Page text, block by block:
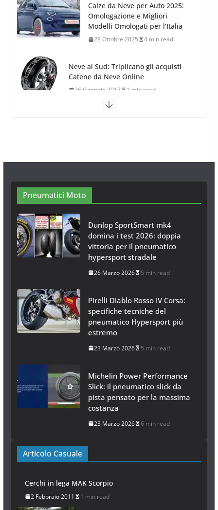
Calze da Neve per Auto 2025:
Omologazione e Migliori
Modelli Omologati per l’Italia
28 Ottobre 2025 4 min read
Neve al Sud: Triplicano gli acquisti
Catene da Neve Online
26 Gennaio 2017 1 min read
13 Ottobre 2014
Pneumatici Moto
Dunlop SportSmart mk4
domina i test 2026: doppia
vittoria per il pneumatico
hypersport stradale
26 Marzo 2026 5 min read
Pirelli Diablo Rosso IV Corsa:
specifiche tecniche del
pneumatico Hypersport più
estremo
23 Marzo 2026 5 min read
Michelin Power Performance
Slick: il pneumatico slick da
pista pensato per la massima
costanza
23 Marzo 2026 6 min read
Articolo Casuale
Cerchi in lega MAK Scorpio
2 Febbraio 2011 1 min read